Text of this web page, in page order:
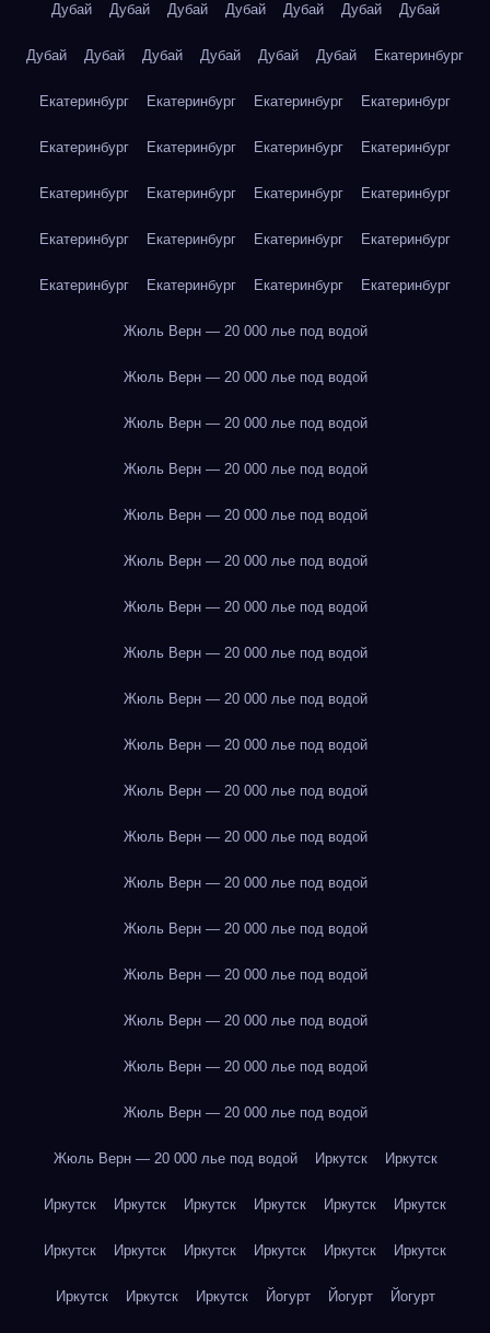
Дубай Дубай Дубай Дубай Дубай Дубай Дубай
Дубай Дубай Дубай Дубай Дубай Дубай Екатеринбург
Екатеринбург Екатеринбург Екатеринбург Екатеринбург
Екатеринбург Екатеринбург Екатеринбург Екатеринбург
Екатеринбург Екатеринбург Екатеринбург Екатеринбург
Екатеринбург Екатеринбург Екатеринбург Екатеринбург
Екатеринбург Екатеринбург Екатеринбург Екатеринбург
Жюль Верн — 20 000 лье под водой
Жюль Верн — 20 000 лье под водой
Жюль Верн — 20 000 лье под водой
Жюль Верн — 20 000 лье под водой
Жюль Верн — 20 000 лье под водой
Жюль Верн — 20 000 лье под водой
Жюль Верн — 20 000 лье под водой
Жюль Верн — 20 000 лье под водой
Жюль Верн — 20 000 лье под водой
Жюль Верн — 20 000 лье под водой
Жюль Верн — 20 000 лье под водой
Жюль Верн — 20 000 лье под водой
Жюль Верн — 20 000 лье под водой
Жюль Верн — 20 000 лье под водой
Жюль Верн — 20 000 лье под водой
Жюль Верн — 20 000 лье под водой
Жюль Верн — 20 000 лье под водой
Жюль Верн — 20 000 лье под водой
Жюль Верн — 20 000 лье под водой Иркутск Иркутск
Иркутск Иркутск Иркутск Иркутск Иркутск Иркутск
Иркутск Иркутск Иркутск Иркутск Иркутск Иркутск
Иркутск Иркутск Иркутск Йогурт Йогурт Йогурт